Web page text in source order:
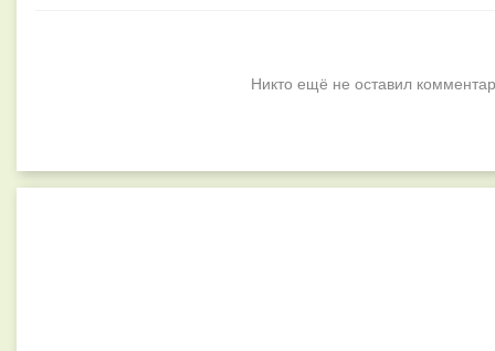
Никто ещё не оставил